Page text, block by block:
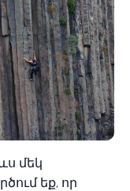
մեկ
եք, որ